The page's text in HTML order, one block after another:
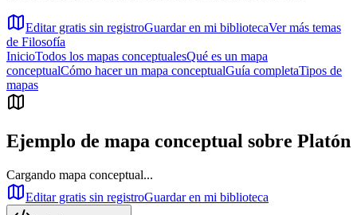
Editar gratis sin registroGuardar en mi bibliotecaVer más temas
de Filosofía
InicioTodos los mapas conceptualesQué es un mapa
conceptualCómo hacer un mapa conceptualGuía completaTipos de
mapas
Ejemplo de mapa conceptual sobre Platón
Cargando mapa conceptual...
Editar gratis sin registroGuardar en mi biblioteca